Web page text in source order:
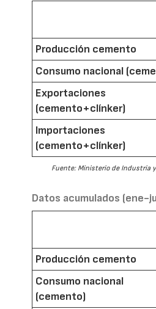
Producción cemento
Consumo nacional
Exportaciones
(cemento+clínker)
Importaciones
(cemento+clínker)
Fuente: Ministerio de Industria
Datos acumulados (ene-
Producción cemento
Consumo nacional
(cemento)